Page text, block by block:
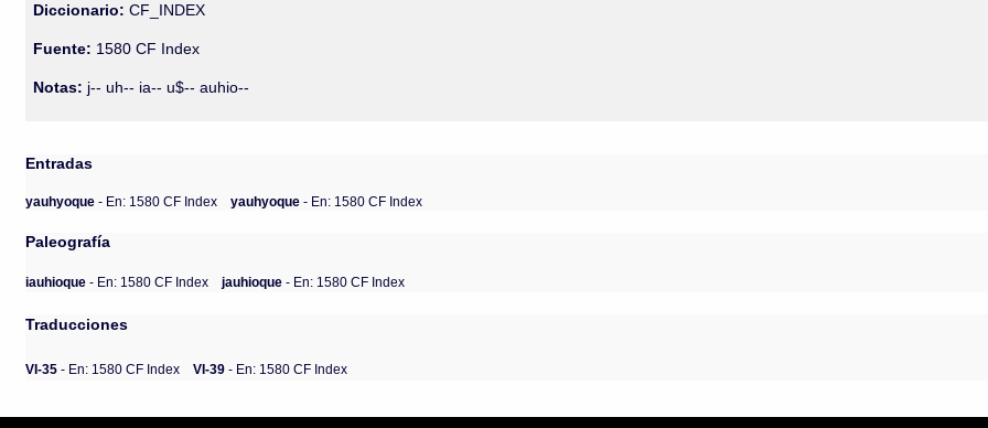
Diccionario:CF_INDEX
Fuente: 1580 CF Index
Notas: j-- uh-- ia-- u$-- auhio--
Entradas
yauhyoque- En: 1580 CF Index yauhyoque- En: 1580 CF Index
Paleografía
iauhioque - En: 1580 CF Index jauhioque - En: 1580 CF Index
Traducciones
VI-35 - En: 1580 CF Index VI-39 - En: 1580 CF Index